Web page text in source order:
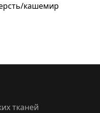
кашемир
тканей